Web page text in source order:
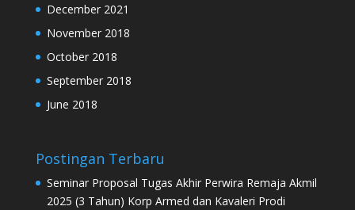
December 2021
November 2018
October 2018
September 2018
June 2018
Postingan Terbaru
Seminar Proposal Tugas Akhir Perwira Remaja Akmil
2025 (3 Tahun) Korp Armed dan Kavaleri Prodi